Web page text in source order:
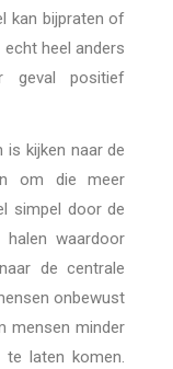
kan bijpraten of
echt heel anders
positief
kijken naar de
om die meer
simpel door de
waardoor
de centrale
onbewust
mensen minder
laten komen.